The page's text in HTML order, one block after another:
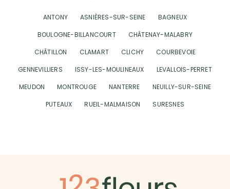
ANTONY ASNIÈRES-SUR-SEINE
BAGNEUX
BOULOGNE-BILLANCOURT
CHÂTENAY-MALABRY
CHÂTILLON
CLAMART CLICHY
COURBEVOIE
GENNEVILLIERS
ISSY-LES-MOULINEAUX
LEVALLOIS-PERRET
MEUDON
MONTROUGE NANTERRE
NEUILLY-SUR-SEINE
PUTEAUX
RUEIL-MALMAISON SURESNES